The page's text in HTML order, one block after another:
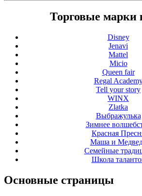
Торговые марки
Disney
Jenavi
Mattel
Micio
Queen fair
Regal
Tell your story
WINX
Zlatka
Выбражулька
Зимнее
Красная
Маша и
Семейные
Школа
Основные страницы